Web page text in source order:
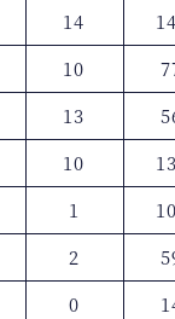
14
10
13
10
1
2
0